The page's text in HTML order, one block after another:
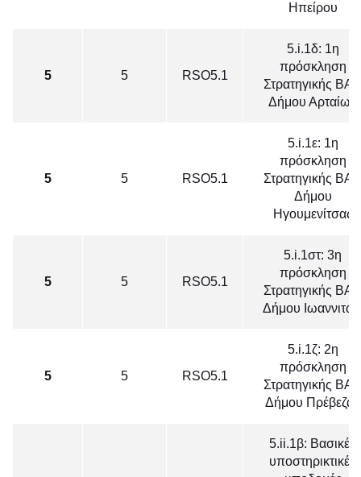
Ηπείρου
5 5 RSO5.1
5.i.1δ: 1η
πρόσκληση
Στρατηγικής ΒΑΑ
Δήμου Αρταίων
5 5 RSO5.1
5.i.1ε: 1η
πρόσκληση
Στρατηγικής ΒΑΑ
Δήμου
Ηγουμενίτσας
5 5 RSO5.1
5.i.1στ: 3η
πρόσκληση
Στρατηγικής ΒΑΑ
Δήμου
5 5 RSO5.1
5.i.1ζ: 2η
πρόσκληση
Στρατηγικής ΒΑΑ
Δήμου Πρέβεζας
5.ii.1β: Βασικές
υποστηρικτικές